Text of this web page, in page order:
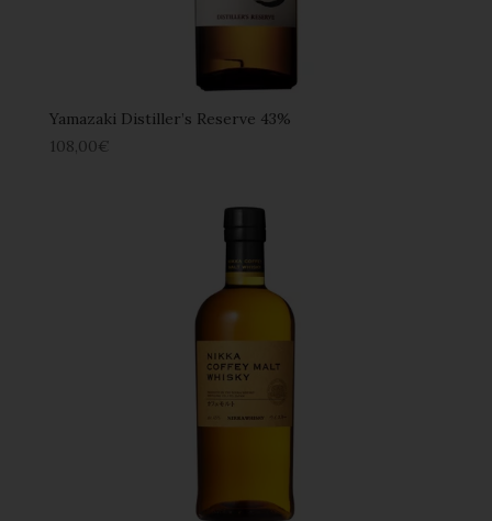
Yamazaki Distiller’s Reserve 43%
108,00€